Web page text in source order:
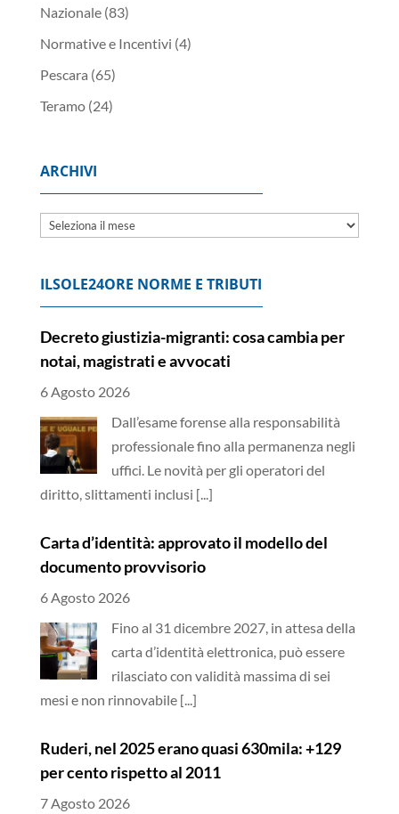
Nazionale(83)
Normative e Incentivi (4)
Pescara (65)
Teramo(24)
ARCHIVI
Archivi
ILSOLE24ORE NORME E TRIBUTI
Decreto giustizia-migranti: cosa cambia per
notai, magistrati e avvocati
6 Agosto 2026
Dall’esame forense alla responsabilità
professionale fino alla permanenza negli
uffici. Le novità per gli operatori del
diritto, slittamenti inclusi [...]
Carta d’identità: approvato il modello del
documento provvisorio
6 Agosto 2026
Fino al 31 dicembre 2027, in attesa della
carta d’identità elettronica, può essere
rilasciato con validità massima di sei
mesi e non rinnovabile [...]
Ruderi, nel 2025 erano quasi 630mila: +129
per cento rispetto al 2011
7 Agosto 2026